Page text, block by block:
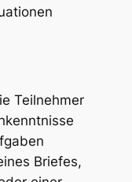
Teilnehmer
Briefes,